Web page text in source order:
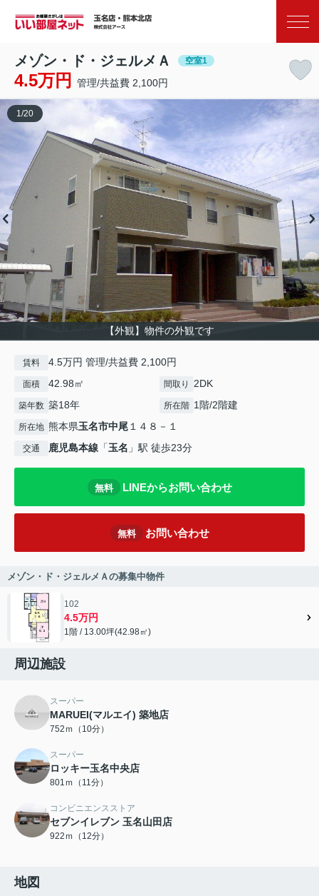
メゾン・ド・ジェルメＡ 空室1
4.5万円 管理/共益費 2,100円
【外観】物件の外観です
1 /20
賃料 4.5万円 管理/共益費 2,100円
面積 42.98㎡ 間取り 2DK
築年数 築18年 所在階 1階/2階建
所在地 熊本県玉名市中尾 １４８－１
交通 鹿児島本線 「玉名 」駅 徒歩23分
無料 LINEからお問い合わせ
無料 お問い合わせ
メゾン・ド・ジェルメＡの募集中物件
102
4.5万円
1階 / 13.00坪(42.98㎡)
周辺施設
スーパー
MARUEI(マルエイ) 築地店
752ｍ（10分）
スーパー
ロッキー玉名中央店
801ｍ（11分）
コンビニエンスストア
セブンイレブン 玉名山田店
922ｍ（12分）
地図